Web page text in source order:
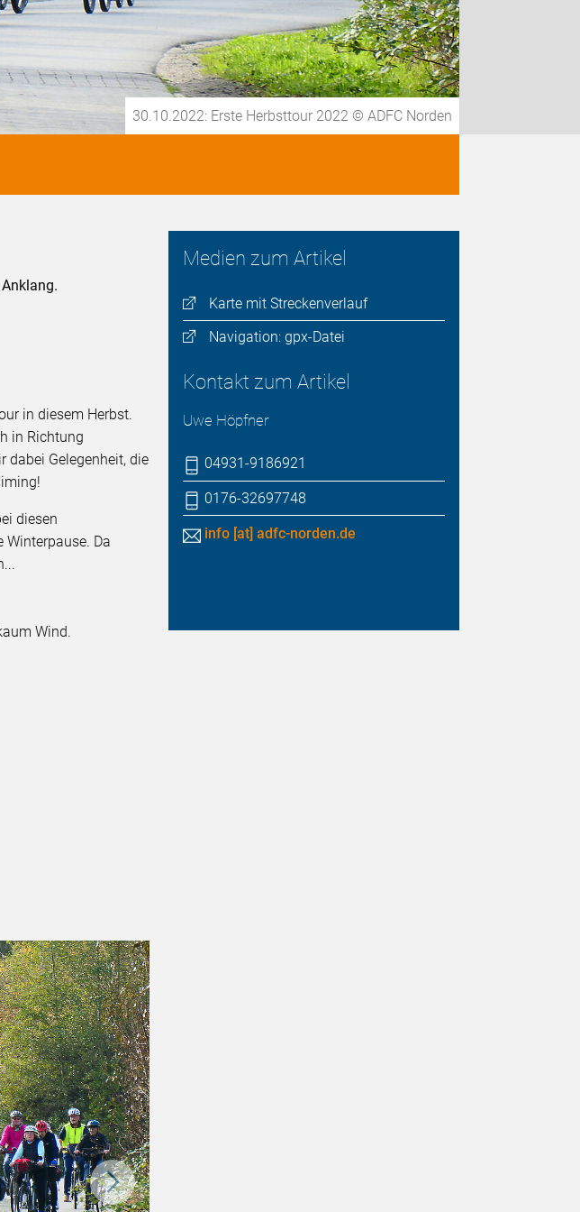
30.10.2022: Erste Herbsttour 2022 © ADFC Norden
Medien zum Artikel
Karte mit Streckenverlauf
Navigation: gpx-Datei
Kontakt zum Artikel
Uwe Höpfner
04931-9186921
0176-32697748
info [at] adfc-norden.de
in diesem Herbst.
in Richtung
dabei Gelegenheit, die
diesen
Winterpause. Da
Wind.